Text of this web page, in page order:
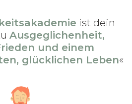
ist dein
Ausgeglichenheit,
und einem
glücklichen Leben«